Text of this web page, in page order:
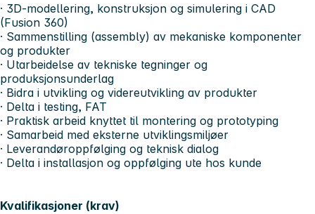
· 3D-modellering, konstruksjon og simulering i CAD
(Fusion 360)
· Sammenstilling (assembly) av mekaniske komponenter
og produkter
· Utarbeidelse av tekniske tegninger og
produksjonsunderlag
· Bidra i utvikling og videreutvikling av produkter
· Delta i testing, FAT
· Praktisk arbeid knyttet til montering og prototyping
· Samarbeid med eksterne utviklingsmiljøer
· Leverandøroppfølging og teknisk dialog
· Delta i installasjon og oppfølging ute hos kunde
Kvalifikasjoner (krav)